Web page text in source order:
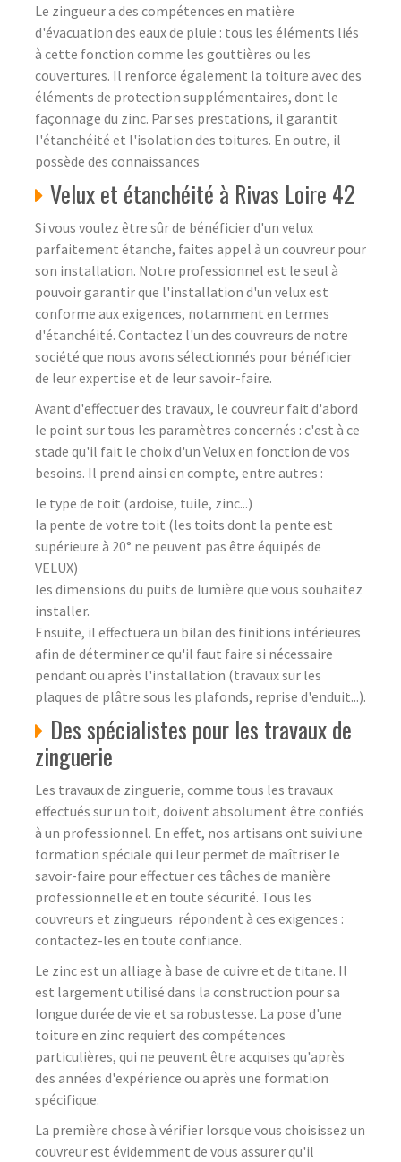
Le zingueur a des compétences en matière
d'évacuation des eaux de pluie : tous les éléments liés
à cette fonction comme les gouttières ou les
couvertures. Il renforce également la toiture avec des
éléments de protection supplémentaires, dont le
façonnage du zinc. Par ses prestations, il garantit
l'étanchéité et l'isolation des toitures. En outre, il
possède des connaissances
Velux et étanchéité à Rivas Loire 42
Si vous voulez être sûr de bénéficier d'un velux
parfaitement étanche, faites appel à un couvreur pour
son installation. Notre professionnel est le seul à
pouvoir garantir que l'installation d'un velux est
conforme aux exigences, notamment en termes
d'étanchéité. Contactez l'un des couvreurs de notre
société que nous avons sélectionnés pour bénéficier
de leur expertise et de leur savoir-faire.
Avant d'effectuer des travaux, le couvreur fait d'abord
le point sur tous les paramètres concernés : c'est à ce
stade qu'il fait le choix d'un Velux en fonction de vos
besoins. Il prend ainsi en compte, entre autres :
le type de toit (ardoise, tuile, zinc...)
la pente de votre toit (les toits dont la pente est
supérieure à 20° ne peuvent pas être équipés de
VELUX)
les dimensions du puits de lumière que vous souhaitez
installer.
Ensuite, il effectuera un bilan des finitions intérieures
afin de déterminer ce qu'il faut faire si nécessaire
pendant ou après l'installation (travaux sur les
plaques de plâtre sous les plafonds, reprise d'enduit...).
Des spécialistes pour les travaux de
zinguerie
Les travaux de zinguerie, comme tous les travaux
effectués sur un toit, doivent absolument être confiés
à un professionnel. En effet, nos artisans ont suivi une
formation spéciale qui leur permet de maîtriser le
savoir-faire pour effectuer ces tâches de manière
professionnelle et en toute sécurité. Tous les
couvreurs et zingueurs répondent à ces exigences :
contactez-les en toute confiance.
Le zinc est un alliage à base de cuivre et de titane. Il
est largement utilisé dans la construction pour sa
longue durée de vie et sa robustesse. La pose d'une
toiture en zinc requiert des compétences
particulières, qui ne peuvent être acquises qu'après
des années d'expérience ou après une formation
spécifique.
La première chose à vérifier lorsque vous choisissez un
couvreur est évidemment de vous assurer qu'il